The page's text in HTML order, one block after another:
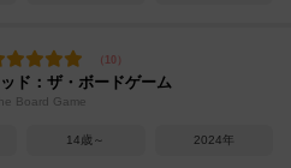
ド：ザ・ボードゲーム
Board Game
14歳～ 2024年